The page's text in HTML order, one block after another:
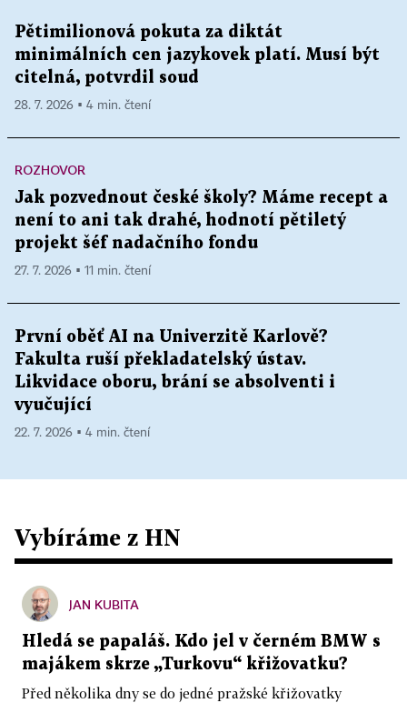
Pětimilionová pokuta za diktát
minimálních cen jazykovek platí. Musí být
citelná, potvrdil soud
28. 7. 2026 ▪ 4 min. čtení
ROZHOVOR
Jak pozvednout české školy? Máme recept a
není to ani tak drahé, hodnotí pětiletý
projekt šéf nadačního fondu
27. 7. 2026 ▪ 11 min. čtení
První oběť AI na Univerzitě Karlově?
Fakulta ruší překladatelský ústav.
Likvidace oboru, brání se absolventi i
vyučující
22. 7. 2026 ▪ 4 min. čtení
Vybíráme z HN
JAN KUBITA
Hledá se papaláš. Kdo jel v černém BMW s
majákem skrze „Turkovu“ křižovatku?
Před několika dny se do jedné pražské křižovatky